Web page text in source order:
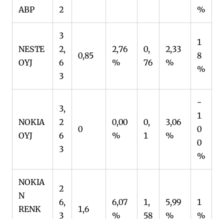
ABP
2
%
NESTE
OYJ
3
2,
6
3
0,85
2,76
%
0,
76
2,33
%
1
8
%
NOKIA
OYJ
3,
2
6
3
0
0,00
%
0,
1
3,06
%
-
1
0
0
%
NOKIA
N
RENK
2
6,
3
1,6
6,07
%
1,
58
5,99
%
1
%